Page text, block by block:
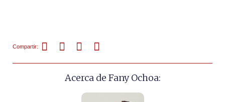
Compartir:
Acerca de Fany Ochoa: